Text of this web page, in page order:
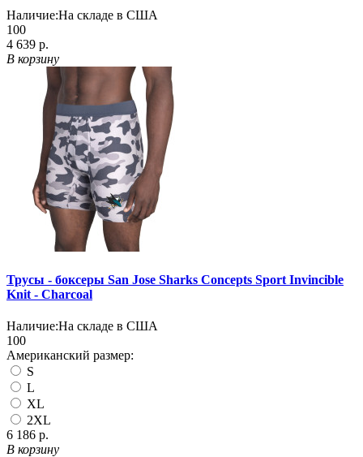
Наличие:На складе в США
100
4 639 р.
В корзину
Трусы - боксеры San Jose Sharks Concepts Sport Invincible
Knit - Charcoal
Наличие:На складе в США
100
Американский размер:
S
L
XL
2XL
6 186 р.
В корзину